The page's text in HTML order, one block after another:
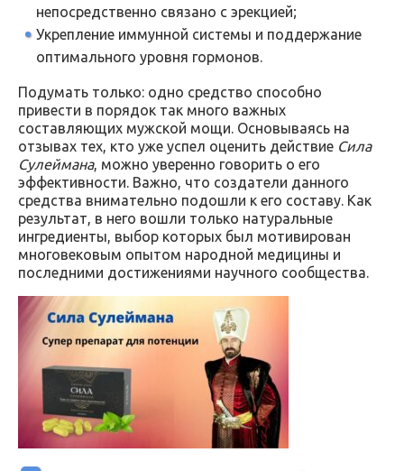
непосредственно связано с эрекцией;
Укрепление иммунной системы и поддержание
оптимального уровня гормонов.
Подумать только: одно средство способно
привести в порядок так много важных
составляющих мужской мощи. Основываясь на
отзывах тех, кто уже успел оценить действие Сила
Сулеймана, можно уверенно говорить о его
эффективности. Важно, что создатели данного
средства внимательно подошли к его составу. Как
результат, в него вошли только натуральные
ингредиенты, выбор которых был мотивирован
многовековым опытом народной медицины и
последними достижениями научного сообщества.